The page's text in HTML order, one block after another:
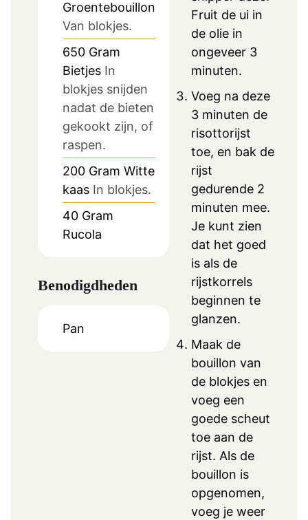
Groentebouillon
Van blokjes.
650 Gram
Bietjes In
blokjes snijden
nadat de bieten
gekookt zijn, of
raspen.
200 Gram Witte
kaas In blokjes.
40 Gram
Rucola
Benodigdheden
Pan
Fruit de ui in
de olie in
ongeveer 3
minuten.
Voeg na deze
3 minuten de
risottorijst
toe, en bak de
rijst
gedurende 2
minuten mee.
Je kunt zien
dat het goed
is als de
rijstkorrels
beginnen te
glanzen.
Maak de
bouillon van
de blokjes en
voeg een
goede scheut
toe aan de
rijst. Als de
bouillon is
opgenomen,
voeg je weer